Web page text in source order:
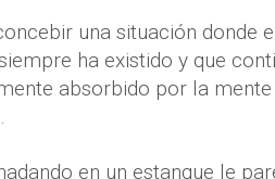
una situación donde
ha existido y que
absorbido por la
en un estanque le